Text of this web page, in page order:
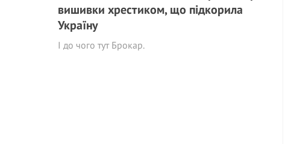
вишивки хрестиком, що підкорила
Україну
І до чого тут Брокар.